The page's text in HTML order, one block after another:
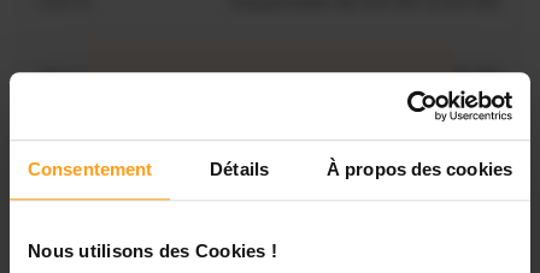
Consentement Détails À propos des cookies
Nous utilisons des Cookies !
Mercredi Disponible de 00:00 à 00:30
Disponible de 00:00 à 00:00